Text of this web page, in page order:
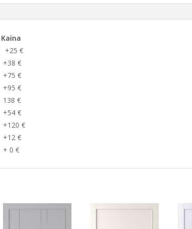
Kaina
+25 €
+38 €
+75 €
+95 €
138 €
+54 €
+120 €
+12 €
+ 0 €